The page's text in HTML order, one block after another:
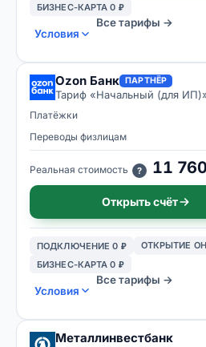
БИЗНЕС-КАРТА 0 ₽
Условия
Все тарифы →
Ozon Банк ПАРТНЁР
Тариф «Начальный (для ИП)
Платёжки
Переводы физлицам
Реальная стоимость ? 11
Открыть счёт
ПОДКЛЮЧЕНИЕ 0 ₽
ОТКРЫТИЕ
БИЗНЕС-КАРТА 0 ₽
Условия
Все тарифы →
Металлинвестбанк